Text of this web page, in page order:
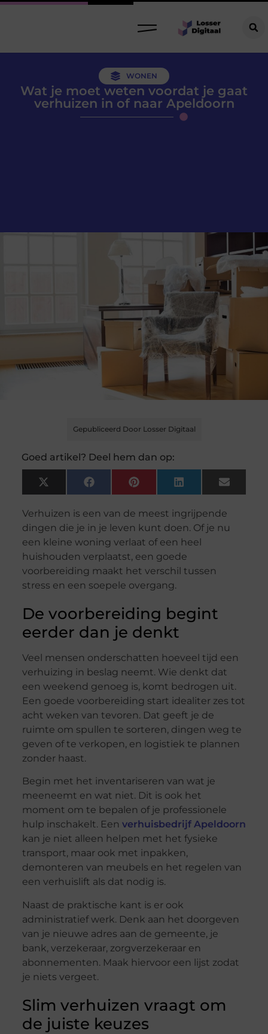
WONEN
Wat je moet weten voordat je gaat
verhuizen in of naar Apeldoorn
Gepubliceerd Door Losser Digitaal
Goed artikel? Deel hem dan op:
X
(Twitter)
FacebookPinterest LinkedIn Email
Verhuizen is een van de meest ingrijpende
dingen die je in je leven kunt doen. Of je nu
een kleine woning verlaat of een heel
huishouden verplaatst, een goede
voorbereiding maakt het verschil tussen
stress en een soepele overgang.
De voorbereiding begint
eerder dan je denkt
Veel mensen onderschatten hoeveel tijd een
verhuizing in beslag neemt. Wie denkt dat
een weekend genoeg is, komt bedrogen uit.
Een goede voorbereiding start idealiter zes tot
acht weken van tevoren. Dat geeft je de
ruimte om spullen te sorteren, dingen weg te
geven of te verkopen, en logistiek te plannen
zonder haast.
Begin met het inventariseren van wat je
meeneemt en wat niet. Dit is ook het
moment om te bepalen of je professionele
hulp inschakelt. Een verhuisbedrijf Apeldoorn
kan je niet alleen helpen met het fysieke
transport, maar ook met inpakken,
demonteren van meubels en het regelen van
een verhuislift als dat nodig is.
Naast de praktische kant is er ook
administratief werk. Denk aan het doorgeven
van je nieuwe adres aan de gemeente, je
bank, verzekeraar, zorgverzekeraar en
abonnementen. Maak hiervoor een lijst zodat
je niets vergeet.
Slim verhuizen vraagt om
de juiste keuzes